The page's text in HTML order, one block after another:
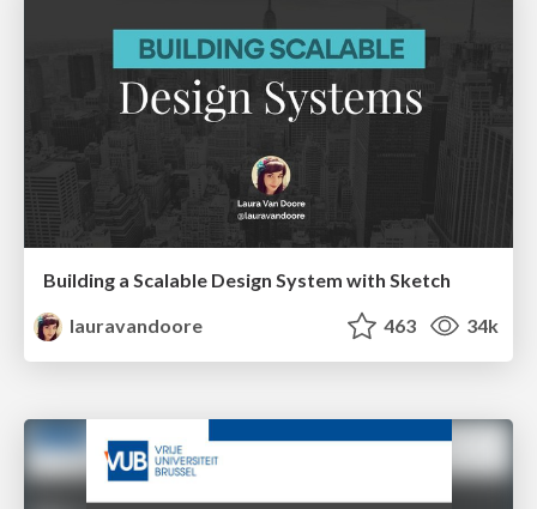
Building a Scalable Design System with Sketch
lauravandoore
463 34k